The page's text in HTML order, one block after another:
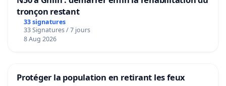
tronçon restant
33 signatures
33 Signatures / 7 jours
8 Aug 2026
Protéger la population en retirant les feux